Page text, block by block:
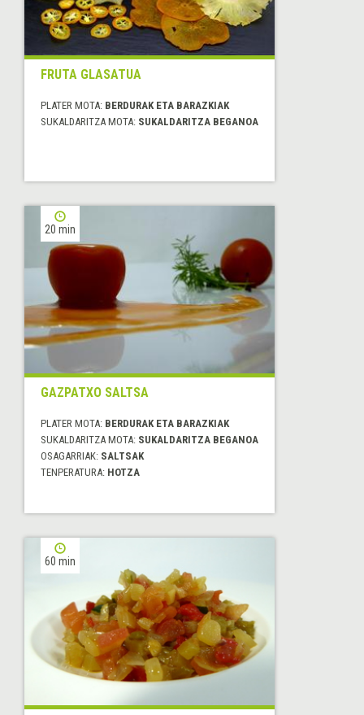
FRUTA GLASATUA
PLATER MOTA: BERDURAK ETA BARAZKIAK
SUKALDARITZA MOTA: SUKALDARITZA BEGANOA
20 min
GAZPATXO SALTSA
PLATER MOTA: BERDURAK ETA BARAZKIAK
SUKALDARITZA MOTA: SUKALDARITZA BEGANOA
OSAGARRIAK: SALTSAK
TENPERATURA: HOTZA
60 min